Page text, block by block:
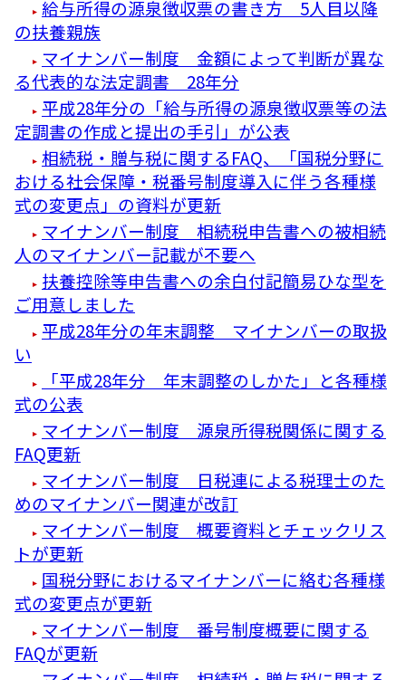
給与所得の源泉徴収票の書き方 5人目以降
の扶養親族
マイナンバー制度 金額によって判断が異な
る代表的な法定調書 28年分
平成28年分の「給与所得の源泉徴収票等の法
定調書の作成と提出の手引」が公表
相続税・贈与税に関するFAQ、「国税分野に
おける社会保障・税番号制度導入に伴う各種様
式の変更点」の資料が更新
マイナンバー制度 相続税申告書への被相続
人のマイナンバー記載が不要へ
扶養控除等申告書への余白付記簡易ひな型を
ご用意しました
平成28年分の年末調整 マイナンバーの取扱
い
「平成28年分 年末調整のしかた」と各種様
式の公表
マイナンバー制度 源泉所得税関係に関する
FAQ更新
マイナンバー制度 日税連による税理士のた
めのマイナンバー関連が改訂
マイナンバー制度 概要資料とチェックリス
トが更新
国税分野におけるマイナンバーに絡む各種様
式の変更点が更新
マイナンバー制度 番号制度概要に関する
FAQが更新